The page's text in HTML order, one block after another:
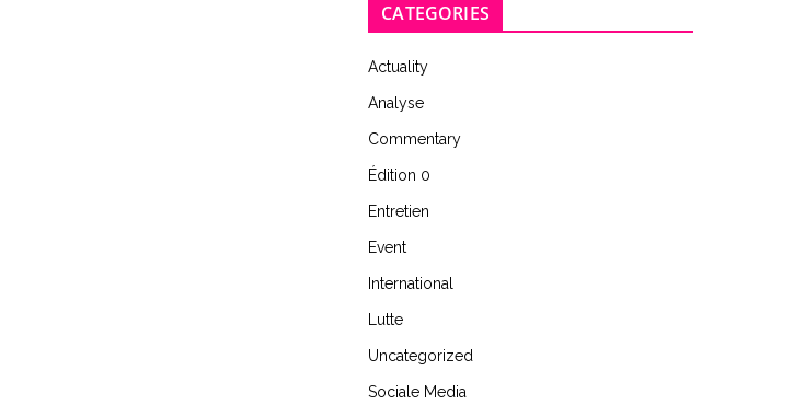
CATEGORIES
Actuality
Analyse
Commentary
Édition 0
Entretien
Event
International
Lutte
Uncategorized
Sociale Media